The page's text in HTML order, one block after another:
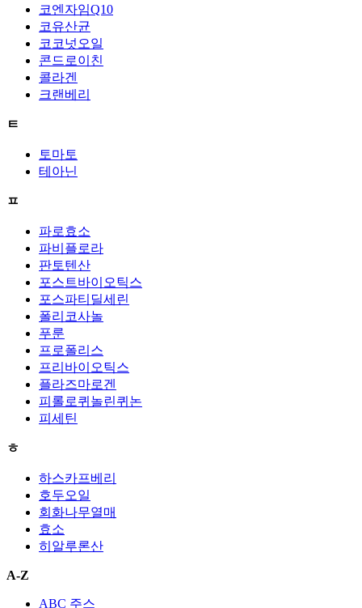
코엔자임Q10
코유산균
코코넛오일
콘드로이친
콜라겐
크랜베리
ㅌ
토마토
테아닌
ㅍ
파로효소
파비플로라
판토텐산
포스트바이오틱스
포스파티딜세린
폴리코사놀
푸룬
프로폴리스
프리바이오틱스
플라즈마로겐
피롤로퀴놀린퀴논
피세틴
ㅎ
하스카프베리
호두오일
회화나무열매
효소
히알루론산
A-Z
ABC 주스